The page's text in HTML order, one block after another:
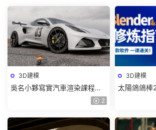
3D建模
吳名小夥寫實汽車渲染課程
2025年結課C4D+OC【畫質高
2
3D建模
太陽鴿鴿棒
超級修煉